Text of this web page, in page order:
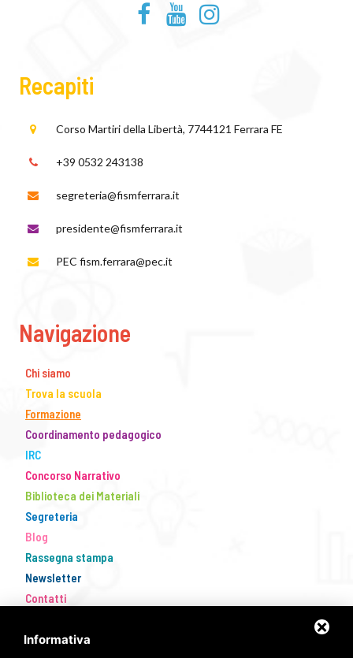
Recapiti
Corso Martiri della Libertà, 7744121 Ferrara FE
+39 0532 243138
segreteria@fismferrara.it
presidente@fismferrara.it
PEC fism.ferrara@pec.it
Navigazione
Chi siamo
Trova la scuola
Formazione
Coordinamento pedagogico
IRC
Concorso Narrativo
Biblioteca dei Materiali
Segreteria
Blog
Rassegna stampa
Newsletter
Contatti
Informativa